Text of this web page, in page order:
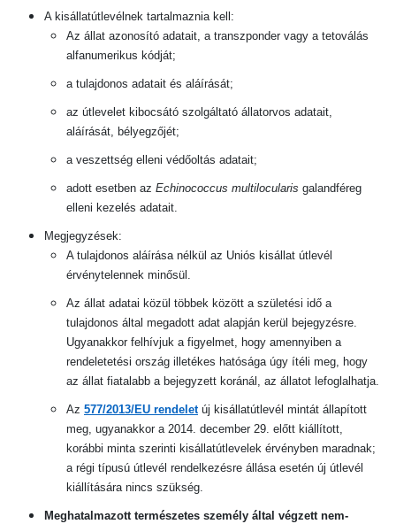
A kisállatútlevélnek tartalmaznia kell:
Az állat azonosító adatait, a transzponder vagy a tetoválás
alfanumerikus kódját;
a tulajdonos adatait és aláírását;
az útlevelet kibocsátó szolgáltató állatorvos adatait,
aláírását, bélyegzőjét;
a veszettség elleni védőoltás adatait;
adott esetben az Echinococcus multilocularis galandféreg
elleni kezelés adatait.
Megjegyzések:
A tulajdonos aláírása nélkül az Uniós kisállat útlevél
érvénytelennek minősül.
Az állat adatai közül többek között a születési idő a
tulajdonos által megadott adat alapján kerül bejegyzésre.
Ugyanakkor felhívjuk a figyelmet, hogy amennyiben a
rendeletetési ország illetékes hatósága úgy ítéli meg, hogy
az állat fiatalabb a bejegyzett koránál, az állatot lefoglalhatja.
Az 577/2013/EU rendelet új kisállatútlevél mintát állapított
meg, ugyanakkor a 2014. december 29. előtt kiállított,
korábbi minta szerinti kisállatútlevelek érvényben maradnak;
a régi típusú útlevél rendelkezésre állása esetén új útlevél
kiállítására nincs szükség.
Meghatalmazott természetes személy által végzett nem-